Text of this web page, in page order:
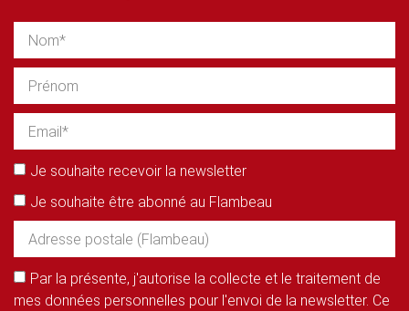
Je souhaite recevoir la newsletter
Je souhaite être abonné au Flambeau
Par la présente, j'autorise la collecte et le traitement de
mes données personnelles pour l'envoi de la newsletter. Ce